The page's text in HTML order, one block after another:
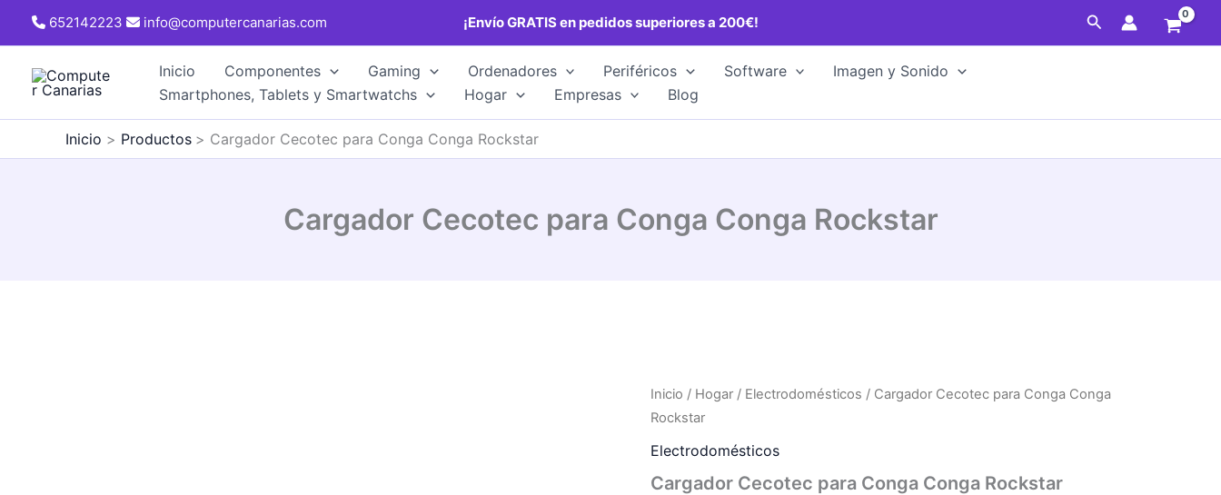
652142223 info@computercanarias.com ¡Envío GRATIS en pedidos superiores a 200€! Buscar
Inicio Componentes Gaming Ordenadores Periféricos Software
Imagen y Sonido
Smartphones, Tablets y Smartwatchs
Hogar Empresas Blog
Inicio Productos Cargador Cecotec para Conga Conga Rockstar
Cargador Cecotec para Conga Conga Rockstar
Inicio / Hogar / Electrodomésticos / Cargador Cecotec para Conga Conga
Rockstar
Electrodomésticos
Cargador Cecotec para Conga Conga Rockstar